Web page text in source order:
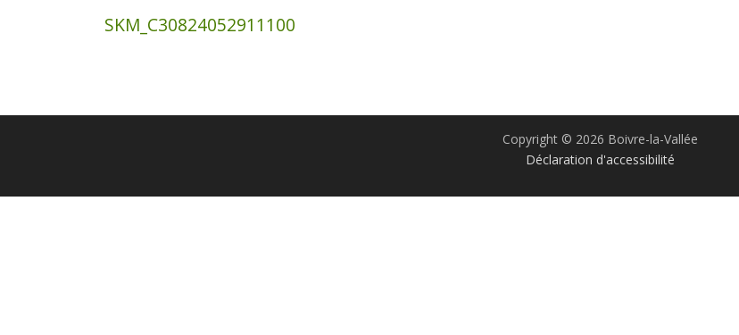
SKM_C30824052911100
Copyright © 2026 Boivre-la-Vallée
Déclaration d'accessibilité